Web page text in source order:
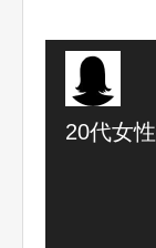
20代女性